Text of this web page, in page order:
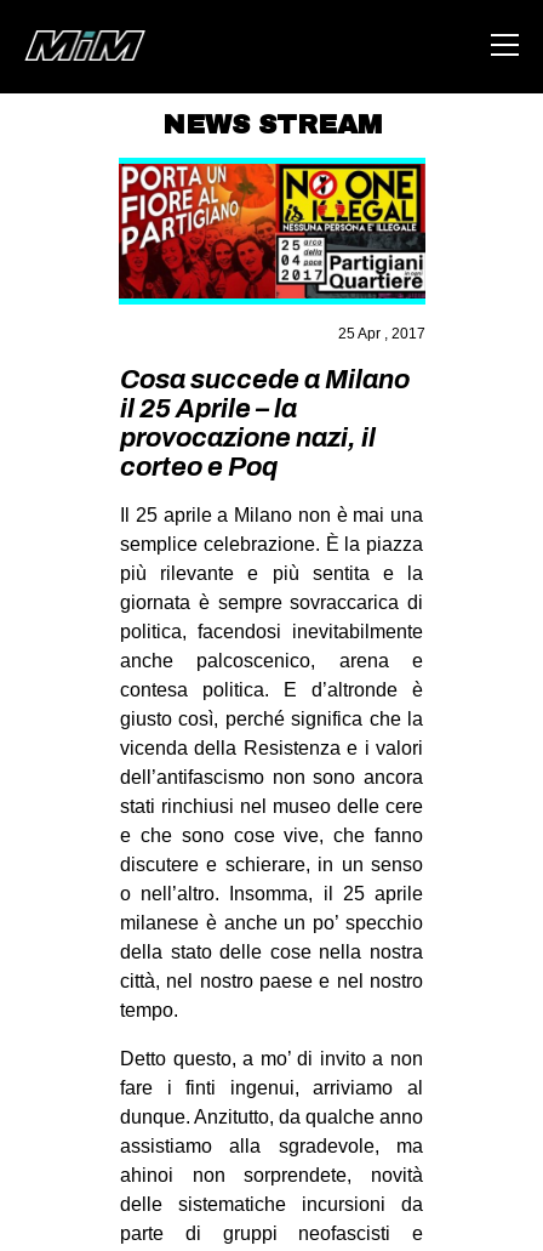
ABOUT
AREA
DEGENERAZIONE
GAZA FREESTYLE
CSOA LAMBRETTA
STUDENTI TSUNAMI
ZAM
MILANO
MOBILITAZIONI
SPAZI
SPORT POPOLARE
MOVIMENTI
AMBIENTE
ANTIFASCISMO
DIRITTO ALL’ABITARE
GENERI
MIGRAZIONI
PRECARIATO
STUDENTI
CULTURE
ARTE
CINEMA
MANIFESTI
NEWS STREAM
25 Apr , 2017
Cosa succede a Milano
il 25 Aprile – la
provocazione nazi, il
corteo e Poq
Il 25 aprile a Milano non è mai una
semplice celebrazione. È la piazza
più rilevante e più sentita e la
giornata è sempre sovraccarica di
politica, facendosi inevitabilmente
anche palcoscenico, arena e
contesa politica. E d’altronde è
giusto così, perché significa che la
vicenda della Resistenza e i valori
dell’antifascismo non sono ancora
stati rinchiusi nel museo delle cere
e che sono cose vive, che fanno
discutere e schierare, in un senso
o nell’altro. Insomma, il 25 aprile
milanese è anche un po’ specchio
della stato delle cose nella nostra
città, nel nostro paese e nel nostro
tempo.
Detto questo, a mo’ di invito a non
fare i finti ingenui, arriviamo al
dunque. Anzitutto, da qualche anno
assistiamo alla sgradevole, ma
ahinoi non sorprendete, novità
delle sistematiche incursioni da
parte di gruppi neofascisti e